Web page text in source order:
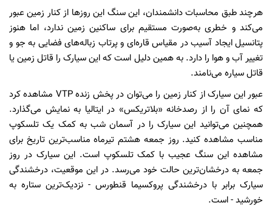
هرچند طبق محاسبات دانشمندان، این سنگ این روزها از کنار زمین عبور
می‌کند و خطری به‌صورت مستقیم برای ساکنین زمین ندارد، اما هنوز
پتانسیل ایجاد آسیب در مقیاس قاره‌ای و پرتاب زباله‌‌های فضایی به جو و
تغییر آب و هوا را دارد. به همین دلیل است که این سیارک را قاتل زمین یا
قاتل سیاره می‌نامند.
عبور این سیارک از کنار زمین را می‌توان در پخش زنده VTP مشاهده کرد
که نمای آن را از رصدخانه «بلاتریکس» در ایتالیا به نمایش می‌گذارد.
همچنین می‌توانید این سیارک را در آسمان شب به کمک یک تلسکوپ
مناسب مشاهده کنید. روز جمعه هشتم تیرماه مناسب‌ترین تاریخ برای
مشاهده این سنگ عجیب با کمک تلسکوپ است. این سیارک در روز
جمعه به درخشان‌ترین حالت خود می‌رسد. در این موقعیت، درخشندگی
سیارک برابر با درخشندگی پروکسیما قنطورس - نزدیک‌ترین ستاره به
خورشید - است.